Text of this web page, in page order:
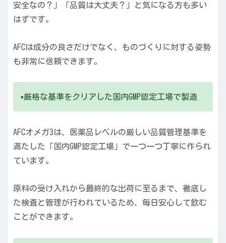
安全なの？」「品質は大丈夫？」と気になる方も多い
はずです。
AFCは成分の良さだけでなく、ものづくりに対する姿勢
も非常に信頼できます。
▪️厳格な基準をクリアした国内GMP認定工場で製造
AFCオメガ3は、医薬品レベルの厳しい品質管理基準を
満たした「国内GMP認定工場」で一つ一つ丁寧に作られ
ています。
原料の受け入れから最終的な出荷に至るまで、徹底し
た検査と管理が行われているため、毎日安心して飲む
ことができます。